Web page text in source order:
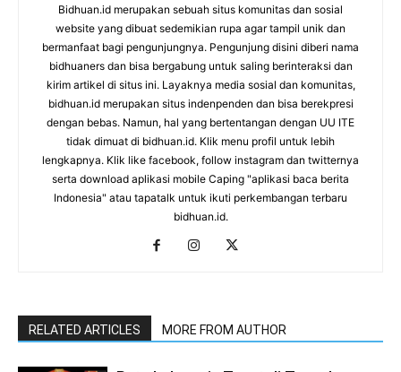
Bidhuan.id merupakan sebuah situs komunitas dan sosial
website yang dibuat sedemikian rupa agar tampil unik dan
bermanfaat bagi pengunjungnya. Pengunjung disini diberi nama
bidhuaners dan bisa bergabung untuk saling berinteraksi dan
kirim artikel di situs ini. Layaknya media sosial dan komunitas,
bidhuan.id merupakan situs indenpenden dan bisa berekpresi
dengan bebas. Namun, hal yang bertentangan dengan UU ITE
tidak dimuat di bidhuan.id. Klik menu profil untuk lebih
lengkapnya. Klik like facebook, follow instagram dan twitternya
serta download aplikasi mobile Caping "aplikasi baca berita
Indonesia" atau tapatalk untuk ikuti perkembangan terbaru
bidhuan.id.
RELATED ARTICLES MORE FROM AUTHOR